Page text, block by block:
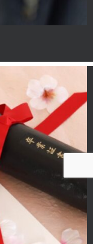
無料カタログ請求